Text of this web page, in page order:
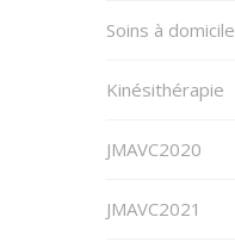
Soins à domicile
Kinésithérapie
JMAVC2020
JMAVC2021